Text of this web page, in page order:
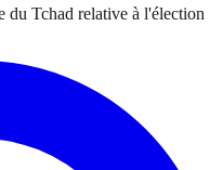
du Tchad relative à l'élection